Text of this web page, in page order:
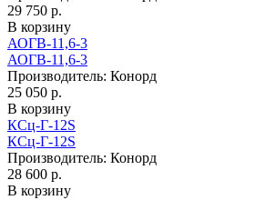
29 750 р.
В корзину
АОГВ-11,6-3
АОГВ-11,6-3
Производитель: Конорд
25 050 р.
В корзину
КСц-Г-12S
КСц-Г-12S
Производитель: Конорд
28 600 р.
В корзину